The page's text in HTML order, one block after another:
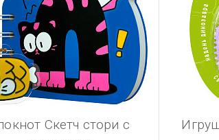
Скетч стори с